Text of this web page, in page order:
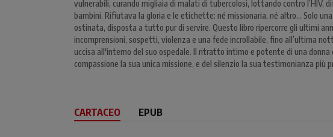
vulnerabili, curando migliaia di malati di tubercolosi, lottando contro l’HIV,
bambini. Rifiutava la gloria e le etichette: né missionaria, né altro... Solo
ostinata, disposta a tutto pur di servire. Questo libro ripercorre gli ultimi
incomprensioni, sospetti, violenza e una fede incrollabile, fino all’ultima
uccisa all'interno del suo ospedale. Il ritratto intimo e potente di una
compassione la sua unica missione, e del silenzio la sua testimonianza più
CARTACEO EPUB